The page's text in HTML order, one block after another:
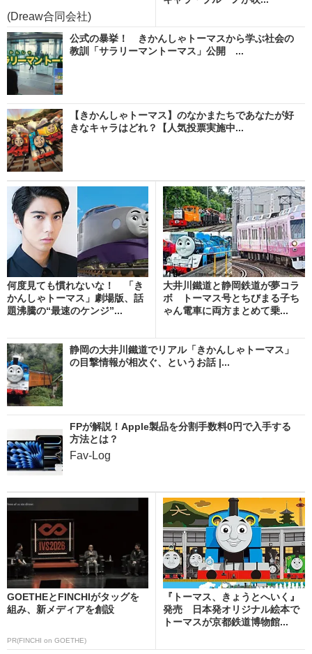
(Dreaw合同会社)
公式の暴挙！ きかんしゃトーマスから学ぶ社会の
教訓「サラリーマントーマス」公開 ...
【きかんしゃトーマス】のなかまたちであなたが好
きなキャラはどれ？【人気投票実施中...
何度見ても慣れないな！ 「き
かんしゃトーマス」劇場版、話
題沸騰の“最速のケンジ”...
大井川鐵道と静岡鉄道が夢コラ
ボ トーマス号とちびまる子ち
ゃん電車に両方まとめて乗...
静岡の大井川鐵道でリアル「きかんしゃトーマス」
の目撃情報が相次ぐ、というお話 |...
FPが解説！Apple製品を分割手数料0円で入手する
方法とは？
Fav-Log
GOETHEとFINCHIがタッグを
組み、新メディアを創設
PR(FINCHI on GOETHE)
『トーマス、きょうとへいく』
発売 日本発オリジナル絵本で
トーマスが京都鉄道博物館...